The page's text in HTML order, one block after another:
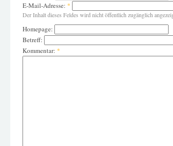
E-Mail-Adresse: *
Der Inhalt dieses Feldes wird nicht öffentlich zugänglich
Homepage:
Betreff:
Kommentar: *